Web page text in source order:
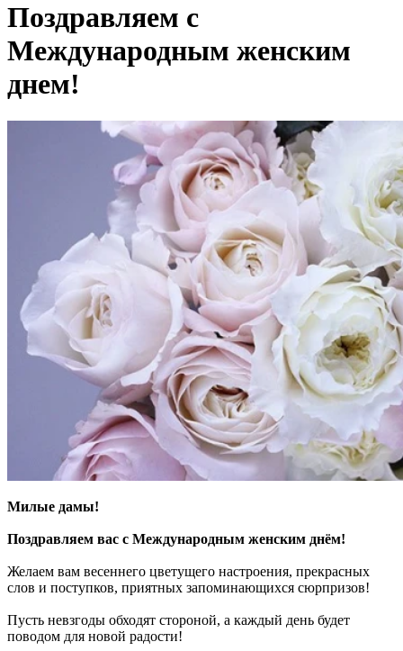
Поздравляем с
Международным женским
днем!
Милые дамы!
Поздравляем вас с Международным женским днём!
Желаем вам весеннего цветущего настроения, прекрасных
слов и поступков, приятных запоминающихся сюрпризов!
Пусть невзгоды обходят стороной, а каждый день будет
поводом для новой радости!